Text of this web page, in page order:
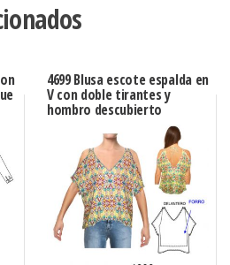
4699 Blusa escote espalda en
V con doble tirantes y
hombro descubierto